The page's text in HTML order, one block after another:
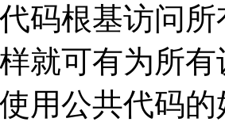
码根基访问所
就可有为所
用公共代码的